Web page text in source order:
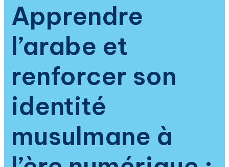
Apprendre
l’arabe et
renforcer son
identité
musulmane à
pour
la
jeunesse
connectée